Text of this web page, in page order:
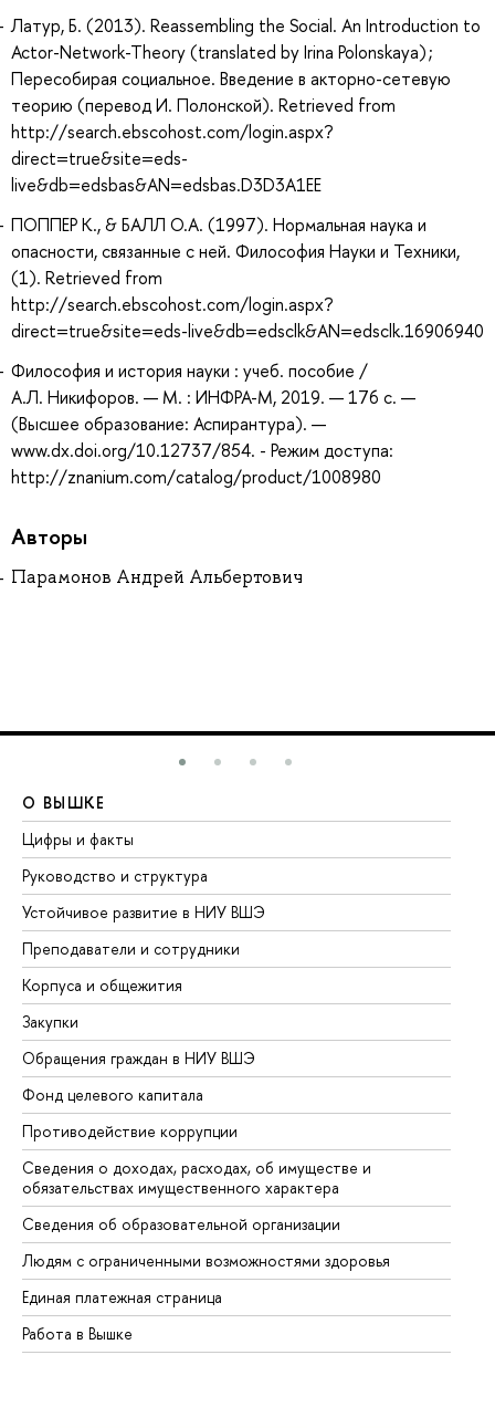
Латур, Б. (2013). Reassembling the Social. An Introduction to
Actor-Network-Theory (translated by Irina Polonskaya) ;
Пересобирая социальное. Введение в акторно-сетевую
теорию (перевод И. Полонской). Retrieved from
http://search.ebscohost.com/login.aspx?
direct=true&site=eds-
live&db=edsbas&AN=edsbas.D3D3A1EE
ПОППЕР К., & БАЛЛ О.А. (1997). Нормальная наука и
опасности, связанные с ней. Философия Науки и Техники,
(1). Retrieved from
http://search.ebscohost.com/login.aspx?
direct=true&site=eds-live&db=edsclk&AN=edsclk.16906940
Философия и история науки : учеб. пособие /
А.Л. Никифоров. — М. : ИНФРА-М, 2019. — 176 с. —
(Высшее образование: Аспирантура). —
www.dx.doi.org/10.12737/854. - Режим доступа:
http://znanium.com/catalog/product/1008980
Авторы
Парамонов Андрей Альбертович
О ВЫШКЕ
Цифры и факты
Руководство и структура
Устойчивое развитие в НИУ ВШЭ
Преподаватели и сотрудники
Корпуса и общежития
Закупки
Обращения граждан в НИУ ВШЭ
Фонд целевого капитала
Противодействие коррупции
Сведения о доходах, расходах, об имуществе и
обязательствах имущественного характера
Сведения об образовательной организации
Людям с ограниченными возможностями здоровья
Единая платежная страница
Работа в Вышке